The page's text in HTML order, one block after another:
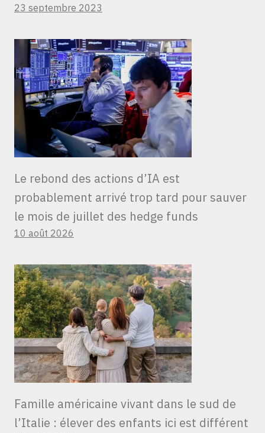
23 septembre 2023
Le rebond des actions d’IA est
probablement arrivé trop tard pour sauver
le mois de juillet des hedge funds
10 août 2026
Famille américaine vivant dans le sud de
l’Italie : élever des enfants ici est différent